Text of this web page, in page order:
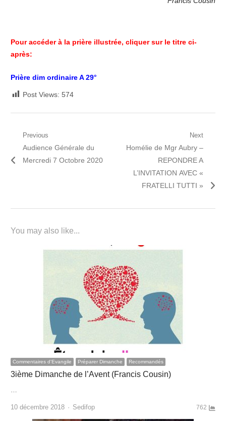
Pour accéder à la prière illustrée, cliquer sur le titre ci-
après:
Prière dim ordinaire A 29°
Post Views: 574
Navigation
de
Previous
Previous
post:
Audience Générale du
Mercredi 7 Octobre 2020
Next
Next
Homélie de Mgr Aubry –
REPONDRE A
L’INVITATION AVEC «
FRATELLI TUTTI »
You may also like...
Commentaires d'Evangile Préparer Dimanche Recommandés
3ième Dimanche de l’Avent (Francis Cousin)
10 décembre 2018 Author
Sedifop 762